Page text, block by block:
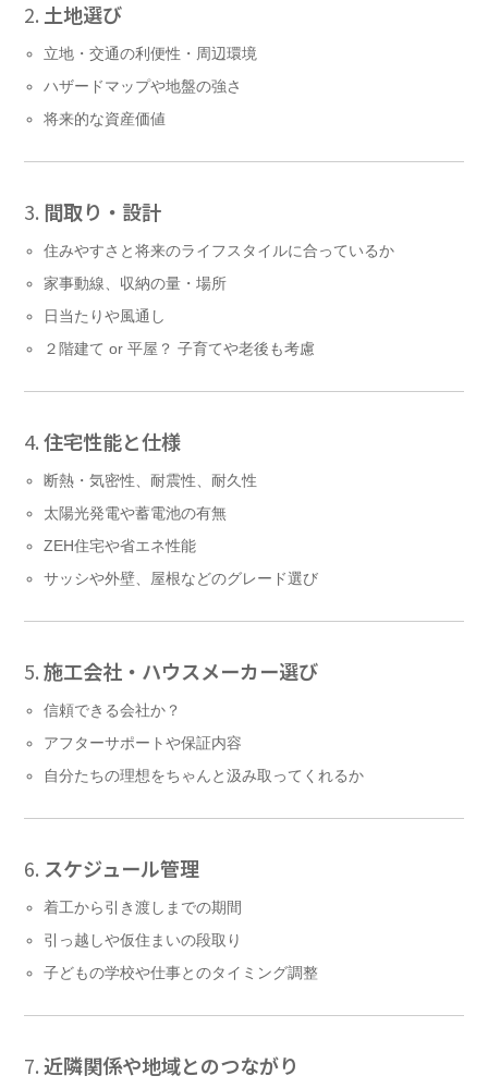
2. 土地選び
立地・交通の利便性・周辺環境
ハザードマップや地盤の強さ
将来的な資産価値
3. 間取り・設計
住みやすさと将来のライフスタイルに合っているか
家事動線、収納の量・場所
日当たりや風通し
２階建て or 平屋？ 子育てや老後も考慮
4.住宅性能と仕様
断熱・気密性、耐震性、耐久性
太陽光発電や蓄電池の有無
ZEH住宅や省エネ性能
サッシや外壁、屋根などのグレード選び
5.施工会社・ハウスメーカー選び
信頼できる会社か？
アフターサポートや保証内容
自分たちの理想をちゃんと汲み取ってくれるか
6. スケジュール管理
着工から引き渡しまでの期間
引っ越しや仮住まいの段取り
子どもの学校や仕事とのタイミング調整
7.近隣関係や地域とのつながり